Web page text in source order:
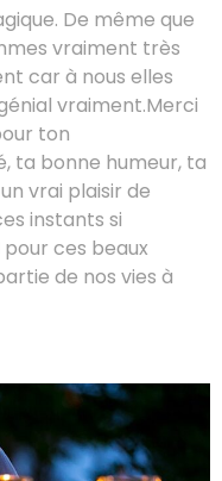
De même que
vraiment très
car à nous elles
vraiment.Merci
ton
ta bonne humeur, ta
vrai plaisir de
instants si
pour ces beaux
de nos vies à